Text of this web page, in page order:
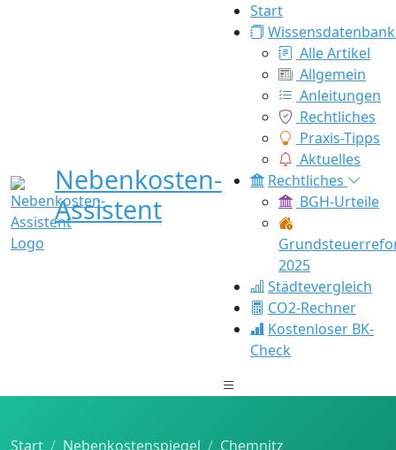
Nebenkosten-
Assistent
Start
Wissensdatenbank
Alle Artikel
Allgemein
Anleitungen
Rechtliches
Praxis-Tipps
Aktuelles
Rechtliches
BGH-Urteile
2025
Städtevergleich
CO2-Rechner
Kostenloser BK-
Check
Start Nebenkostenspiegel
Chemnitz